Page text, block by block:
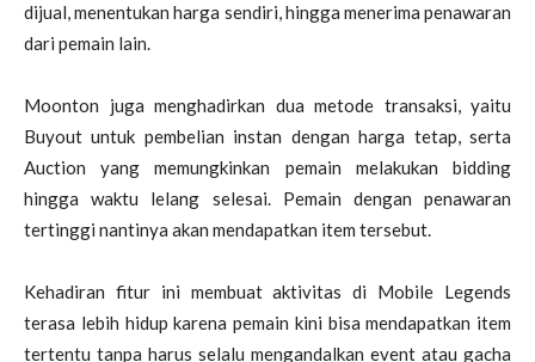
dijual, menentukan harga sendiri, hingga menerima penawaran
dari pemain lain.
Moonton juga menghadirkan dua metode transaksi, yaitu
Buyout untuk pembelian instan dengan harga tetap, serta
Auction yang memungkinkan pemain melakukan bidding
hingga waktu lelang selesai. Pemain dengan penawaran
tertinggi nantinya akan mendapatkan item tersebut.
Kehadiran fitur ini membuat aktivitas di Mobile Legends
terasa lebih hidup karena pemain kini bisa mendapatkan item
tertentu tanpa harus selalu mengandalkan event atau gacha